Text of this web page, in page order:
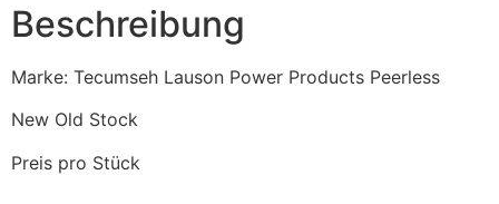
Beschreibung
Marke: Tecumseh Lauson Power Products Peerless
New Old Stock
Preis pro Stück